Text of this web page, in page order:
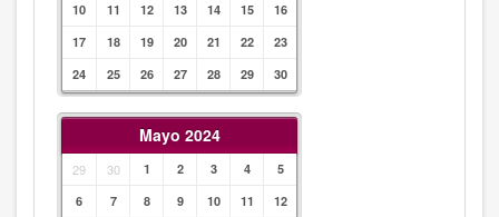
10
11 12 13 14 15
16
17
18 19 20 21 22
23
24
25 26 27 28 29 30
Mayo 2024
29 30 1 2 3 4
5
6
7 8 9 10 11
12